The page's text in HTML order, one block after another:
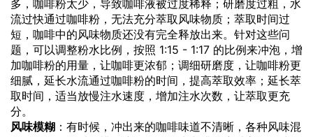
多，咖啡粉太少，导致咖啡液被过度稀释；研磨度过粗，水
流过快通过咖啡粉，无法充分萃取风味物质；萃取时间过
短，咖啡中的风味物质还没有完全释放出来。针对这些问
题，可以调整粉水比例，按照 1:15 - 1:17 的比例来冲泡，增
加咖啡粉的用量，让咖啡更浓郁；调细研磨度，让咖啡粉更
细腻，延长水流通过咖啡粉的时间，提高萃取效率；延长萃
取时间，适当放慢注水速度，增加注水次数，让萃取更充
分。
风味模糊 ：有时候，冲出来的咖啡味道不清晰，各种风味混